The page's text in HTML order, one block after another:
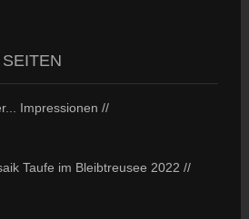
Impressionen //
Taufe im Bleibtreusee 2022 //